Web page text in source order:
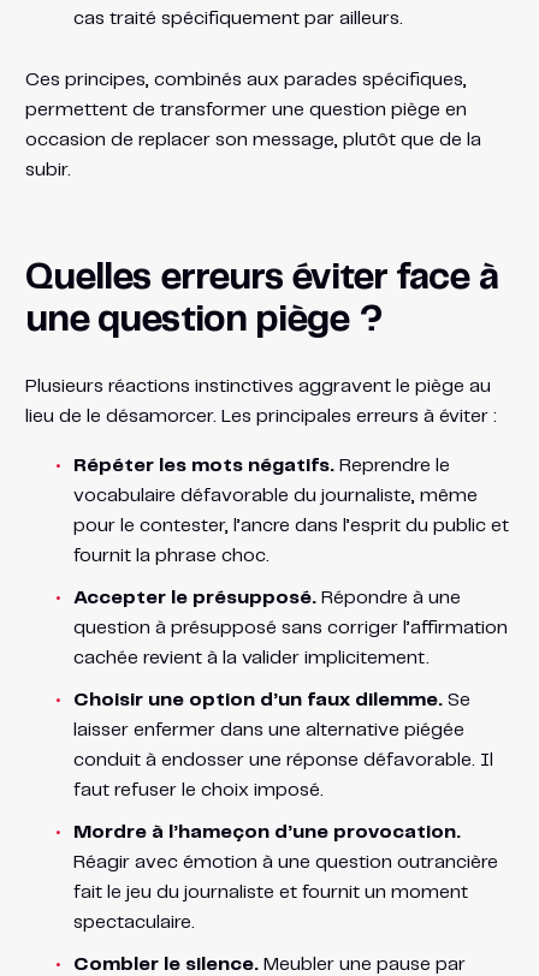
cas traité spécifiquement par ailleurs.
Ces principes, combinés aux parades spécifiques,
permettent de transformer une question piège en
occasion de replacer son message, plutôt que de la
subir.
Quelles erreurs éviter face à
une question piège ?
Plusieurs réactions instinctives aggravent le piège au
lieu de le désamorcer. Les principales erreurs à éviter :
Répéter les mots négatifs.Reprendre le
vocabulaire défavorable du journaliste, même
pour le contester, l’ancre dans l’esprit du public et
fournit la phrase choc.
Accepter le présupposé.Répondre à une
question à présupposé sans corriger l’affirmation
cachée revient à la valider implicitement.
Choisir une option d’un faux dilemme.Se
laisser enfermer dans une alternative piégée
conduit à endosser une réponse défavorable. Il
faut refuser le choix imposé.
Mordre à l’hameçon d’une provocation.
Réagir avec émotion à une question outrancière
fait le jeu du journaliste et fournit un moment
spectaculaire.
Combler le silence.Meubler une pause par